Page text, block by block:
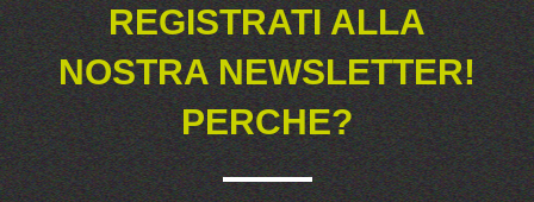
REGISTRATI ALLA
NOSTRA NEWSLETTER!
PERCHE?